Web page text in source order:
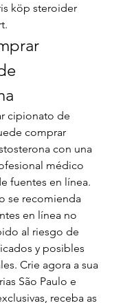
köp steroider
comprar
con una
médico
fuentes en línea.
se recomienda
en línea no
al riesgo de
y posibles
Crie agora a sua
São Paulo e
receba as